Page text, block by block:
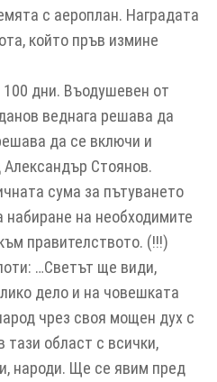
с аероплан. Наградата
който пръв измине
100 дни. Въодушевен от
веднага решава да
да се включи и
Александър Стоянов.
сума за пътуването
набиране на необходимите
правителството. (!!!)
…Светът ще види,
дело и на човешката
чрез своя мощен дух с
област с всички,
народи. Ще се явим пред